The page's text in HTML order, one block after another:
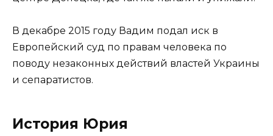
В декабре 2015 году Вадим подал иск в
Европейский суд по правам человека по
поводу незаконных действий властей Украины
и сепаратистов.
История Юрия